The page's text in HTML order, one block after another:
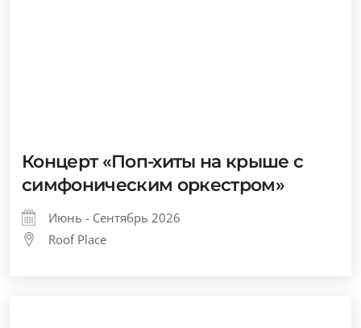
Концерт «Поп-хиты на крыше с
симфоническим оркестром»
Июнь - Сентябрь 2026
Roof Place